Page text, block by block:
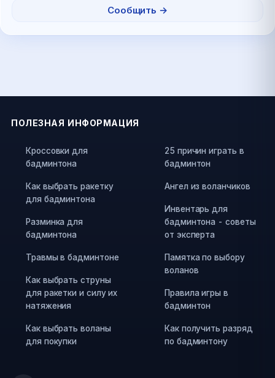
Сообщить →
ПОЛЕЗНАЯ ИНФОРМАЦИЯ
Кроссовки для
бадминтона
Как выбрать ракетку
для бадминтона
Разминка для
бадминтона
Травмы в бадминтоне
Как выбрать струны
для ракетки и силу их
натяжения
Как выбрать воланы
для покупки
25 причин играть в
бадминтон
Ангел из воланчиков
Инвентарь для
бадминтона - советы
от эксперта
Памятка по выбору
воланов
Правила игры в
бадминтон
Как получить разряд
по бадминтону